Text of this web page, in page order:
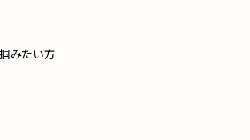
みたい方